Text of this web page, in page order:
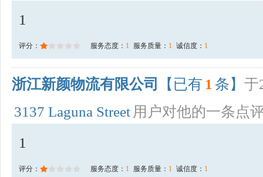
1
评分： 服务态度： 1 服务质量： 1 诚信度： 1
浙江新颜物流有限公司 【已有 1 条】 于
3137 Laguna Street 用户对他的一条点
1
评分： 服务态度： 1 服务质量： 1 诚信度： 1